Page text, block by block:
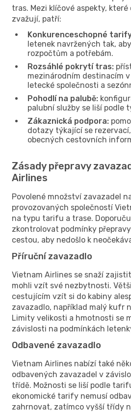
tras. Mezi klíčové aspekty,
zvažují, patří:
Konkurenceschopné
letenek navržených tak,
rozpočtům a potřebám.
Rozsáhlé pokrytí tras:
mezinárodním destinacím
letecké společnosti a
Pohodlí na palubě:
palubní služby se liší podle
Zákaznická podpora:
dotazy týkající se
obecných cestovních
Zásady přepravy
Airlines
Povolené množství zavazadel
provozovaných společností
na typu tarifu a trase.
zkontrolovat podmínky
cestou, aby nedošlo k
Příruční zavazadlo
Vietnam Airlines se snaží
mohli vzít své nezbytnosti.
cestujícím vzít si do kabiny
zavazadlo, například malý kufr
Limity velikosti a hmotnosti se
závislosti na podmínkách
Odbavené zavazadlo
Vietnam Airlines nabízí také
odbavených zavazadel v
třídě. Možnosti se liší podle
ekonomické tarify nemusí
zahrnovat, zatímco vyšší třídy